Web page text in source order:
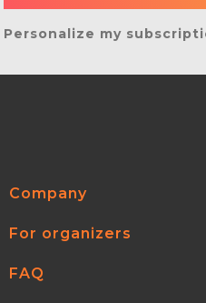
Personalize my
Company
For organizers
FAQ